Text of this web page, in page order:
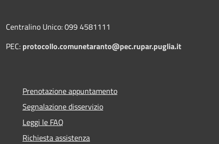
Centralino Unico: 099 4581111
PEC: protocollo.comunetaranto@pec.rupar.puglia.it
Prenotazione appuntamento
Segnalazione disservizio
Leggi le FAQ
Richiesta assistenza